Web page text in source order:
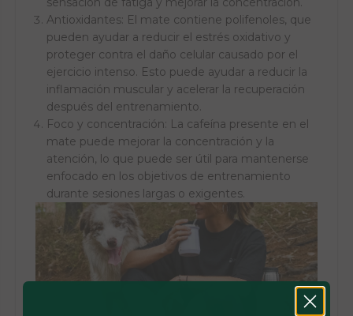
Antioxidantes: El mate contiene polifenoles, que
pueden ayudar a reducir el estrés oxidativo y
proteger contra el daño celular causado por el
ejercicio intenso. Esto puede ayudar a reducir la
inflamación muscular y acelerar la recuperación
después del entrenamiento.
Foco y concentración: La cafeína presente en el
mate puede mejorar la concentración y la
atención, lo que puede ser útil para mantenerse
enfocado en los objetivos de entrenamiento
durante sesiones largas o exigentes.